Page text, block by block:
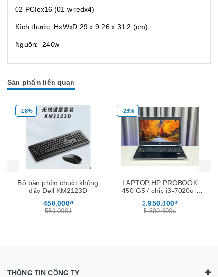
02 PCIex16 (01 wiredx4)
Kích thước: HxWxD 29 x 9.26 x 31.2 (cm)
Nguồn: 240w
Sản phẩm liên quan
-18%
Bộ bàn phím chuột không
dây Dell KM2123D
450.000₫
550.000₫
-28%
LAPTOP HP PROBOOK
450 G5 / chip i3-7020u /
màn 15.6″
3.950.000₫
5.500.000₫
Mua hàng
THÔNG TIN CÔNG TY